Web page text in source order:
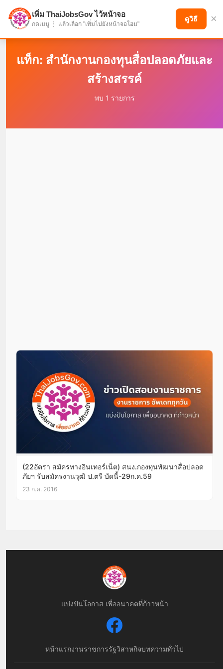
แบ่งปันโอกาส เพื่ออนาคตที่ก้าวหน้า
แท็ก: สำนักงานกองทุนสื่อปลอดภัยและ
สร้างสรรค์
พบ 1 รายการ
(22อัตรา สมัครทางอินเทอร์เน็ต) สนง.กองทุนพัฒนาสื่อปลอด
ภัยฯ รับสมัครงานวุฒิ ป.ตรี บัดนี้-29ก.ค.59
23 ก.ค. 2016
แบ่งปันโอกาส เพื่ออนาคตที่ก้าวหน้า
หน้าแรกงานราชการรัฐวิสาหกิจบทความทั่วไป
เพิ่ม ThaiJobsGov ไว้หน้าจอ
กดเมนู ⋮ แล้วเลือก "เพิ่มไปยังหน้าจอโฮม"
ดูวิธี ×